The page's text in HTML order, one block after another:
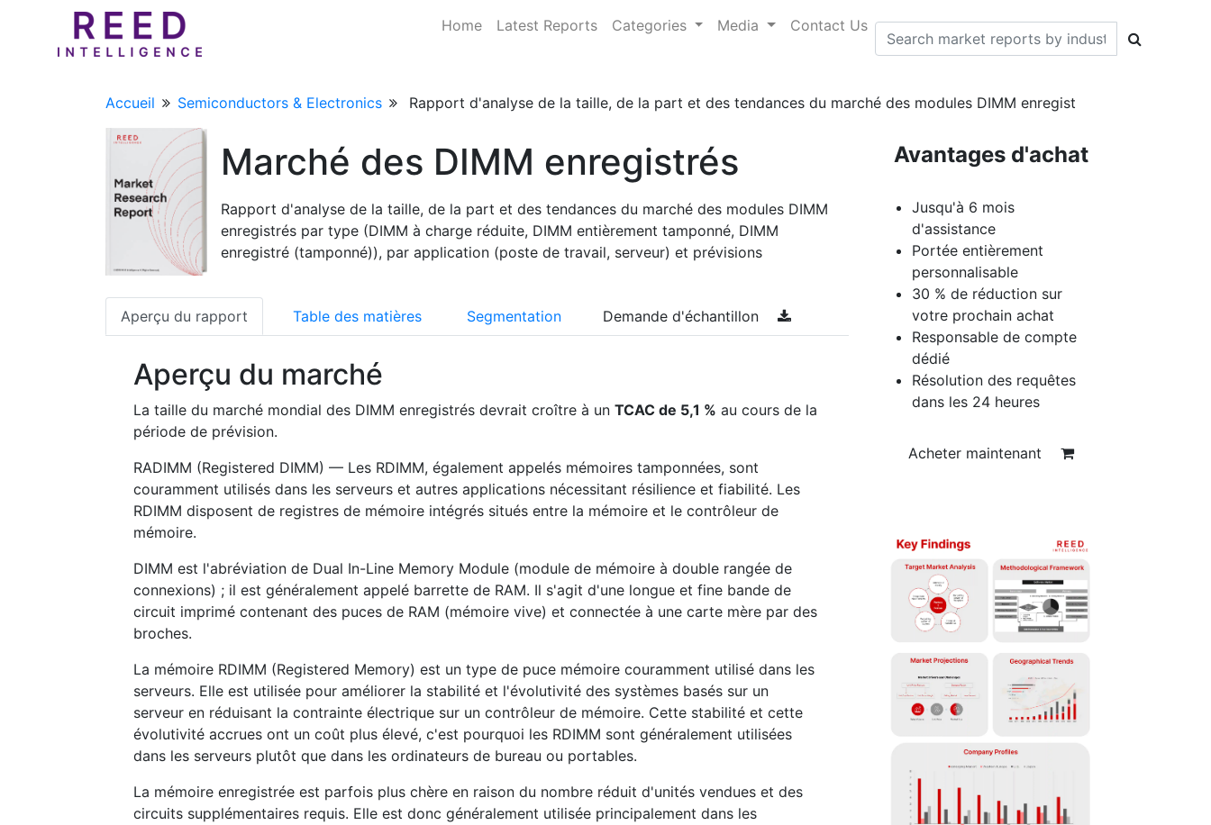
Home Latest Reports Categories Media Contact Us
Accueil Semiconductors & Electronics Rapport d'analyse de la taille, de la part et des tendances du marché des modules DIMM enregist
Marché des DIMM enregistrés
Rapport d'analyse de la taille, de la part et des tendances du marché des modules DIMM
enregistrés par type (DIMM à charge réduite, DIMM entièrement tamponné, DIMM
enregistré (tamponné)), par application (poste de travail, serveur) et prévisions
Aperçu du rapport Table des matières Segmentation Demande d'échantillon
Aperçu du marché
La taille du marché mondial des DIMM enregistrés devrait croître à un TCAC de 5,1 % au cours de la
période de prévision.
RADIMM (Registered DIMM) — Les RDIMM, également appelés mémoires tamponnées, sont
couramment utilisés dans les serveurs et autres applications nécessitant résilience et fiabilité. Les
RDIMM disposent de registres de mémoire intégrés situés entre la mémoire et le contrôleur de
mémoire.
DIMM est l'abréviation de Dual In-Line Memory Module (module de mémoire à double rangée de
connexions) ; il est généralement appelé barrette de RAM. Il s'agit d'une longue et fine bande de
circuit imprimé contenant des puces de RAM (mémoire vive) et connectée à une carte mère par des
broches.
La mémoire RDIMM (Registered Memory) est un type de puce mémoire couramment utilisé dans les
serveurs. Elle est utilisée pour améliorer la stabilité et l'évolutivité des systèmes basés sur un
serveur en réduisant la contrainte électrique sur un contrôleur de mémoire. Cette stabilité et cette
évolutivité accrues ont un coût plus élevé, c'est pourquoi les RDIMM sont généralement utilisées
dans les serveurs plutôt que dans les ordinateurs de bureau ou portables.
La mémoire enregistrée est parfois plus chère en raison du nombre réduit d'unités vendues et des
circuits supplémentaires requis. Elle est donc généralement utilisée principalement dans les
Avantages d'achat
Jusqu'à 6 mois
d'assistance
Portée entièrement
personnalisable
30 % de réduction sur
votre prochain achat
Responsable de compte
dédié
Résolution des requêtes
dans les 24 heures
Acheter maintenant